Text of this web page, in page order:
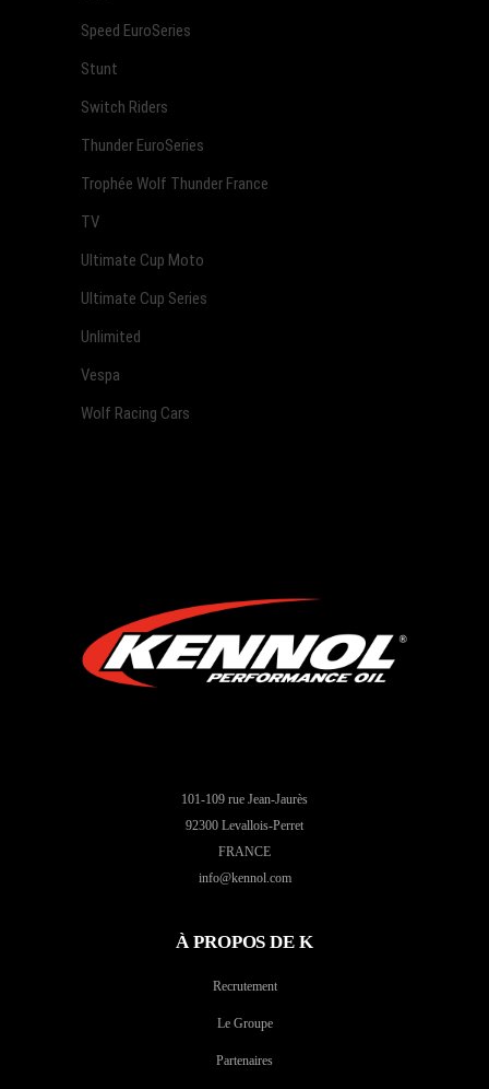
Speed EuroSeries
Stunt
Switch Riders
Thunder EuroSeries
Trophée Wolf Thunder France
TV
Ultimate Cup Moto
Ultimate Cup Series
Unlimited
Vespa
Wolf Racing Cars
101-109 rue Jean-Jaurès
92300 Levallois-Perret
FRANCE
info@kennol.com
À PROPOS DE K
Recrutement
Le Groupe
Partenaires